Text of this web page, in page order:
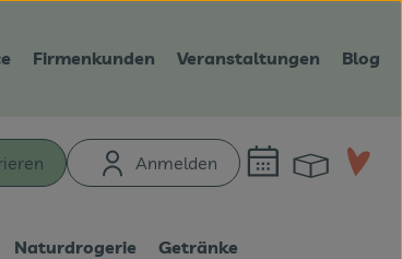
Firmenkunden Veranstaltungen Blog
Anmelden
Naturdrogerie Getränke